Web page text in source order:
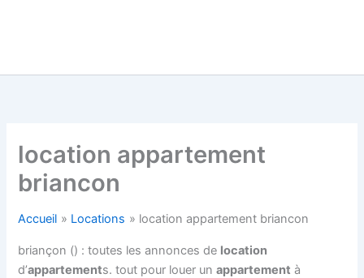
location appartement
briancon
Accueil Locations location appartement briancon
briançon () : toutes les annonces de location
d’appartements. tout pour louer unappartement à